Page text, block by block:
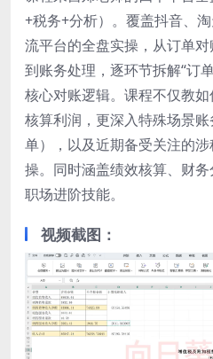
+税务+分析）。覆盖抖音、
流平台的全盘实操，从订单
到账务处理，逐环节拆解“订
核心对账逻辑。课程不仅教如
核算利润，更深入特殊场景
单），以及近期备受关注的
操。同时涵盖绩效核算、财
职场进阶技能。
视频截图：